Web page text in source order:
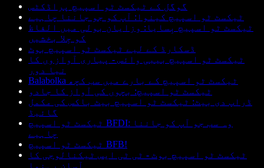
گوگل کے ٹیکسٹ ٹو اسپیچ پراڈکٹس
ٹیکسٹ ٹو اسپیچ کینوا: آپ کو جو جاننا چاہیے
ٹیکسٹ ٹو اسپیچ بِسايا: وزایان بولی میں الفاظ
کو جِلا بخشیں
ڈسکارڈ کے لیے ٹیکسٹ ٹو اسپیچ بوٹ
ٹیکسٹ ٹو اسپیچ بیبی وائس - پیاری آوازوں کا
نیا دور
Balabolka ٹیکسٹ ٹو اسپیچ کے بارے میں سب کچھ
ٹیکسٹ ٹو اسپیچ: بچوں کی آواز کا جادو
ڈراپ دی بیٹ: ٹیکسٹ ٹو اسپیچ بیٹ باکس کی مکمل
گائیڈ
ٹیکسٹ ٹو اسپیچ BFDI: وہ سب جو آپ کو جاننا
چاہیے
ٹیکسٹ ٹو اسپیچ BFB!
ٹیکسٹ ٹو اسپیچ بوٹ - ٹی ٹی ایس ٹیکنالوجی کا
آسان رہنما